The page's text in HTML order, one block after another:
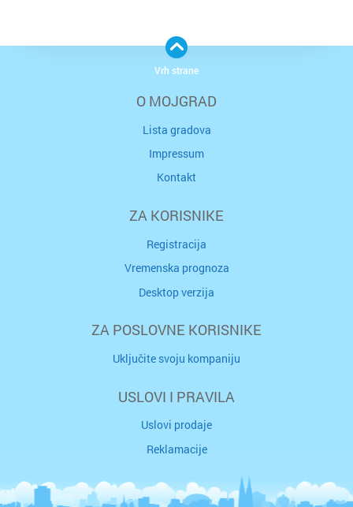
O MOJGRAD
Lista gradova
Impressum
Kontakt
ZA KORISNIKE
Registracija
Vremenska prognoza
Desktop verzija
ZA POSLOVNE KORISNIKE
Uključite svoju kompaniju
USLOVI I PRAVILA
Uslovi prodaje
Reklamacije
Vrh strane